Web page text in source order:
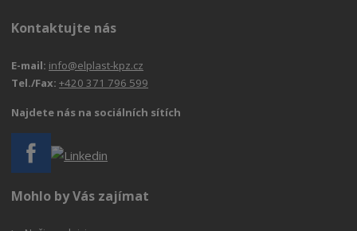
Kontaktujte nás
E-mail: info@elplast-kpz.cz
Tel./Fax:+420 371 796 599
Najdete nás na sociálních sítích
Mohlo by Vás zajímat